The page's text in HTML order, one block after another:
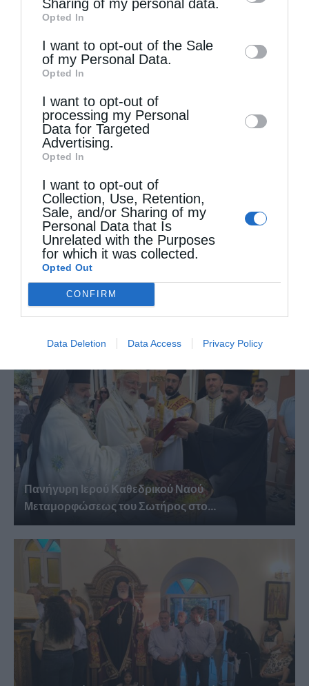
of downstream participants. This
information may also be disclosed by us to
third parties on theIAB’s List of
Downstream Participants
disclose it to other third parties.
Sharing of my personal data.
Opted In
I want to opt-out of the Sale
of my Personal Data.
Opted In
I want to opt-out of
processing my Personal
Data for Targeted
Advertising.
Opted In
I want to opt-out of
Collection, Use, Retention,
Sale, and/or Sharing of my
Personal Data that Is
Unrelated with the Purposes
for which it was collected.
Opted Out
CONFIRM
Data Deletion Data Access Privacy Policy
μέλλον...
Κορίνθου Παύλος: Να γίνουμε μέτοχοι του φωτός
της...
Πανήγυρη Ιερού Καθεδρικού Ναού
Μεταμορφώσεως του Σωτήρος στο...